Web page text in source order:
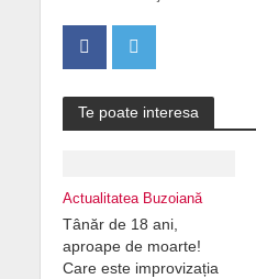
Te poate interesa
Actualitatea Buzoiană
Tânăr de 18 ani,
aproape de moarte!
Care este improvizația